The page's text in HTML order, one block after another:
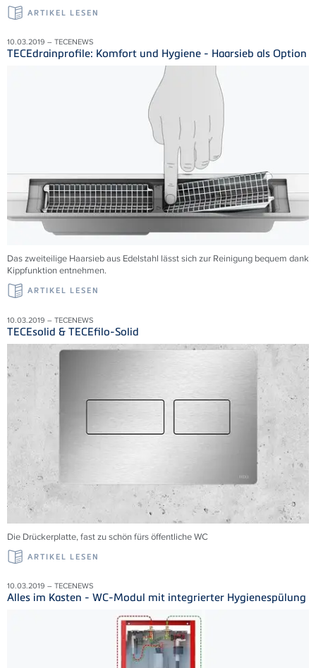
ARTIKEL LESEN
10.03.2019 – TECENEWS
TECEdrainprofile: Komfort und Hygiene - Haarsieb als Option
Das zweiteilige Haarsieb aus Edelstahl lässt sich zur Reinigung bequem dank
Kippfunktion entnehmen.
ARTIKEL LESEN
10.03.2019 – TECENEWS
TECEsolid & TECEfilo-Solid
Die Drückerplatte, fast zu schön fürs öffentliche WC
ARTIKEL LESEN
10.03.2019 – TECENEWS
Alles im Kasten - WC-Modul mit integrierter Hygienespülung